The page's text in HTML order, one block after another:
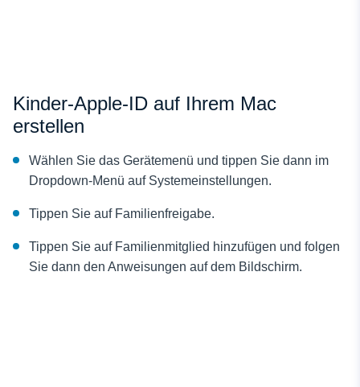
Kinder-Apple-ID auf Ihrem Mac
erstellen
Wählen Sie das Gerätemenü und tippen Sie dann im
Dropdown-Menü auf Systemeinstellungen.
Tippen Sie auf Familienfreigabe.
Tippen Sie auf Familienmitglied hinzufügen und folgen
Sie dann den Anweisungen auf dem Bildschirm.